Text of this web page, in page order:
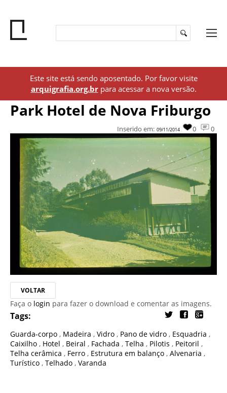
Este site está sendo aposentado. Por favor visite
arquigrafia.org.brpara acessar a nova versão.
Park Hotel de Nova Friburgo
0
0
Inserido em: 09/11/2014
VOLTAR
Faça o login para fazer o download e comentar as imagens.
Tags:
Guarda-corpo , Madeira , Vidro , Pano de vidro , Esquadria ,
Caixilho , Hotel , Beiral , Fachada , Telha , Pilotis , Peitoril ,
Telha cerâmica , Ferro , Estrutura em balanço , Alvenaria ,
Turístico , Telhado , Varanda